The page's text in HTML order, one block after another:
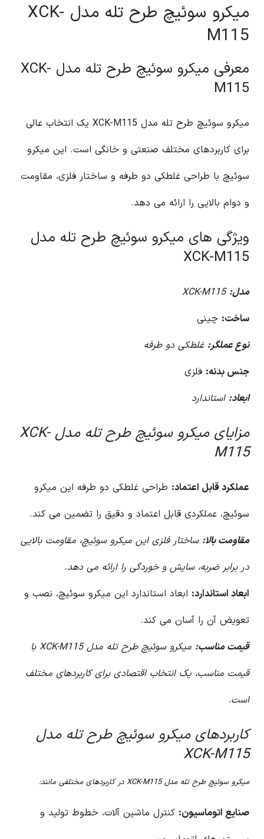
میکرو سوئیچ طرح تله مدل XCK-
M115
معرفی میکرو سوئیچ طرح تله مدل XCK-
M115
میکرو سوئیچ طرح تله مدل XCK-M115 یک انتخاب عالی
برای کاربردهای مختلف صنعتی و خانگی است. این میکرو
سوئیچ با طراحی غلطکی دو طرفه و ساختار فلزی، مقاومت
و دوام بالایی را ارائه می دهد.
ویژگی های میکرو سوئیچ طرح تله مدل
XCK-M115
مدل: XCK-M115
ساخت: چینی
نوع عملگر: غلطکی دو طرفه
جنس بدنه: فلزی
ابعاد: استاندارد
مزایای میکرو سوئیچ طرح تله مدل XCK-
M115
عملکرد قابل اعتماد: طراحی غلطکی دو طرفه این میکرو
سوئیچ، عملکردی قابل اعتماد و دقیق را تضمین می کند.
مقاومت بالا: ساختار فلزی این میکرو سوئیچ، مقاومت بالایی
در برابر ضربه، سایش و خوردگی را ارائه می دهد.
ابعاد استاندارد: ابعاد استاندارد این میکرو سوئیچ، نصب و
تعویض آن را آسان می کند.
قیمت مناسب:
میکرو سوئیچ طرح تله مدل XCK-M115 با
قیمت مناسب، یک انتخاب اقتصادی برای کاربردهای مختلف
است.
کاربردهای میکرو سوئیچ طرح تله مدل
XCK-M115
میکرو سوئیچ طرح تله مدل XCK-M115 در کاربردهای مختلفی مانند:
صنایع اتوماسیون: کنترل ماشین آلات، خطوط تولید و